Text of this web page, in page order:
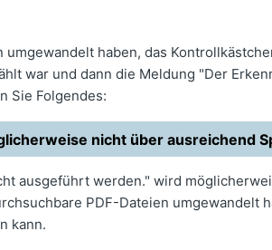
haben, das
war und dann die Meldung "Der
Sie Folgendes:
nicht über ausreichend
ausgeführt werden." wird
PDF-Dateien umgewandelt
kann.